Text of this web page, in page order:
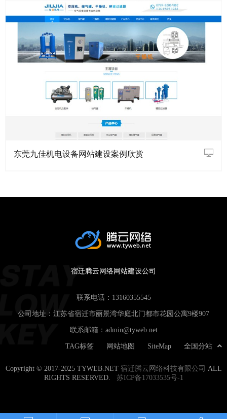
东莞九佳机电设备网站建设案例欣赏
宿迁腾云网络网站建设公司
联系电话： 13160355545
公司地址：江苏省宿迁市丽景湾华庭北门都市花园公寓9楼907
联系邮箱： admin@tyweb.net
全国分站
SiteMap
网站地图
TAG标签
Copyright © 2017-2025 TYWEB.NET 宿迁腾云网络科技有限公司
ALL
RIGHTS RESERVED. 苏ICP备17033535号-1